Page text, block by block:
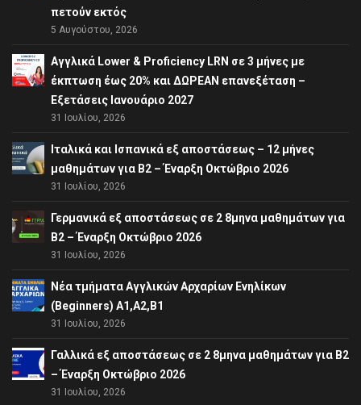
πετούν εκτός
5 Αυγούστου, 2026
Αγγλικά Lower & Proficiency LRN σε 3 μήνες με
έκπτωση έως 20% και ΔΩΡΕΑΝ επανεξέταση –
Εξετάσεις Ιανουάριο 2027
31 Ιουλίου, 2026
Ιταλικά και Ισπανικά εξ αποστάσεως – 12 μήνες
μαθημάτων για B2 – Έναρξη Οκτώβριο 2026
31 Ιουλίου, 2026
Γερμανικά εξ αποστάσεως σε 2 8μηνα μαθημάτων για
Β2 – Έναρξη Οκτώβριο 2026
31 Ιουλίου, 2026
Νέα τμήματα Αγγλικών Αρχαρίων Ενηλίκων
(Beginners) A1,A2,B1
31 Ιουλίου, 2026
Γαλλικά εξ αποστάσεως σε 2 8μηνα μαθημάτων για Β2
– Έναρξη Οκτώβριο 2026
31 Ιουλίου, 2026